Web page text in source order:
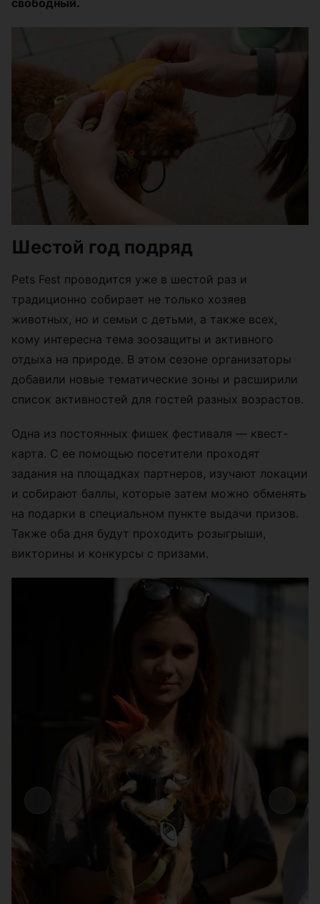
Шестой год подряд
Pets Fest проводится уже в шестой раз и
традиционно собирает не только хозяев
животных, но и семьи с детьми, а также всех,
кому интересна тема зоозащиты и активного
отдыха на природе. В этом сезоне организаторы
добавили новые тематические зоны и расширили
список активностей для гостей разных возрастов.
Одна из постоянных фишек фестиваля — квест-
карта. С ее помощью посетители проходят
задания на площадках партнеров, изучают локации
и собирают баллы, которые затем можно обменять
на подарки в специальном пункте выдачи призов.
Также оба дня будут проходить розыгрыши,
викторины и конкурсы с призами.